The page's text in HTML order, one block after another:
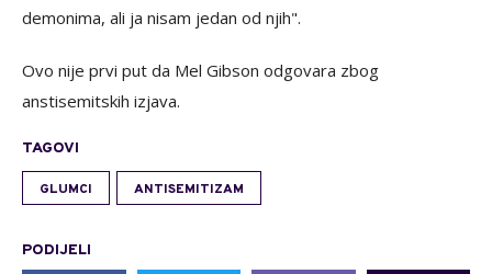
demonima, ali ja nisam jedan od njih".
Ovo nije prvi put da Mel Gibson odgovara zbog
anstisemitskih izjava.
TAGOVI
GLUMCI ANTISEMITIZAM
PODIJELI